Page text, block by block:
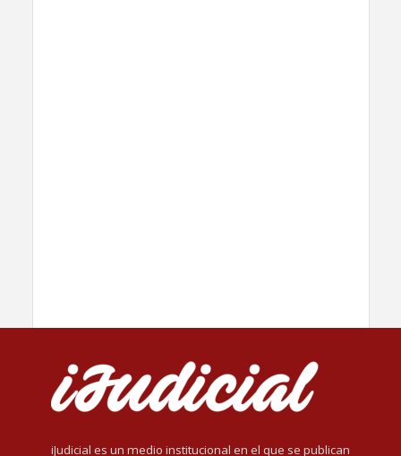
iJudicial es un medio institucional en el que se publican